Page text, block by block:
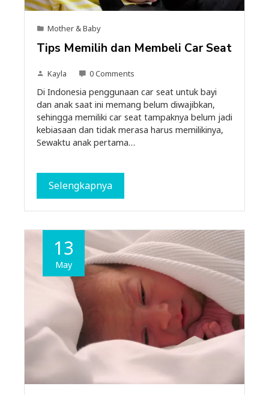
Mother & Baby
Tips Memilih dan Membeli Car Seat
Kayla 0 Comments
Di Indonesia penggunaan car seat untuk bayi
dan anak saat ini memang belum diwajibkan,
sehingga memiliki car seat tampaknya belum jadi
kebiasaan dan tidak merasa harus memilikinya,
Sewaktu anak pertama…
Selengkapnya
13
May